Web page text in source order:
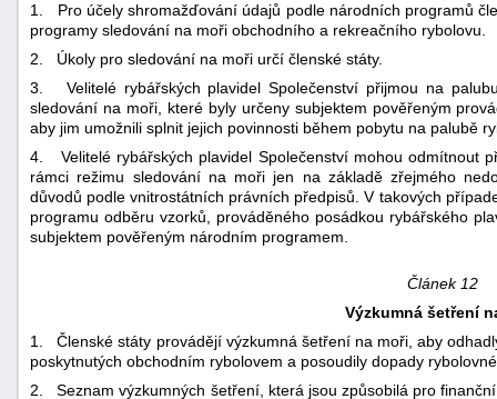
1. Pro účely shromažďování údajů podle národních programů
programy sledování na moři obchodního a rekreačního rybolovu.
2. Úkoly pro sledování na moři určí členské státy.
3. Velitelé rybářských plavidel Společenství přijmou na
sledování na moři, které byly určeny subjektem pověřeným
aby jim umožnili splnit jejich povinnosti během pobytu na palubě
4. Velitelé rybářských plavidel Společenství mohou odmítnout
rámci režimu sledování na moři jen na základě zřejmého
důvodů podle vnitrostátních právních předpisů. V takových
programu odběru vzorků, prováděného posádkou rybářského
subjektem pověřeným národním programem.
Článek 12
Výzkumná šetření
1. Členské státy provádějí výzkumná šetření na moři, aby
poskytnutých obchodním rybolovem a posoudily dopady
2. Seznam výzkumných šetření, která jsou způsobilá pro